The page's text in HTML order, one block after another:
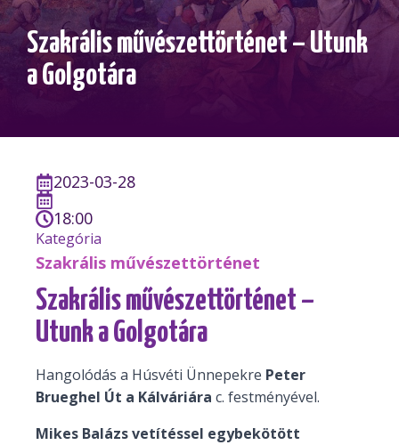
Szakrális művészettörténet – Utunk
a Golgotára
2023-03-28
18:00
Kategória
Szakrális művészettörténet
Szakrális művészettörténet –
Utunk a Golgotára
Hangolódás a Húsvéti Ünnepekre Peter
Brueghel Út a Kálváriára c. festményével.
Mikes Balázs vetítéssel egybekötött